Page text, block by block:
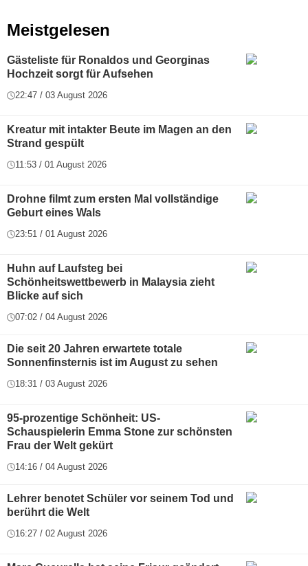
Meistgelesen
Gästeliste für Ronaldos und Georginas
Hochzeit sorgt für Aufsehen
22:47 / 03 August 2026
Kreatur mit intakter Beute im Magen an den
Strand gespült
11:53 / 01 August 2026
Drohne filmt zum ersten Mal vollständige
Geburt eines Wals
23:51 / 01 August 2026
Huhn auf Laufsteg bei
Schönheitswettbewerb in Malaysia zieht
Blicke auf sich
07:02 / 04 August 2026
Die seit 20 Jahren erwartete totale
Sonnenfinsternis ist im August zu sehen
18:31 / 03 August 2026
95-prozentige Schönheit: US-
Schauspielerin Emma Stone zur schönsten
Frau der Welt gekürt
14:16 / 04 August 2026
Lehrer benotet Schüler vor seinem Tod und
berührt die Welt
16:27 / 02 August 2026